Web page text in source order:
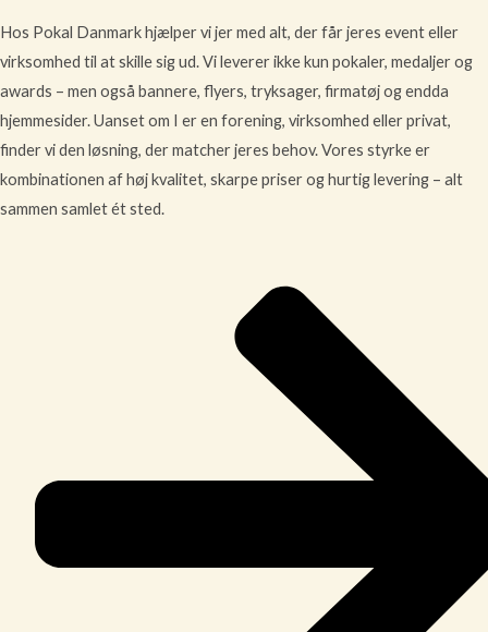
Hos Pokal Danmark hjælper vi jer med alt, der får jeres event eller
virksomhed til at skille sig ud. Vi leverer ikke kun pokaler, medaljer og
awards – men også bannere, flyers, tryksager, firmatøj og endda
hjemmesider. Uanset om I er en forening, virksomhed eller privat,
finder vi den løsning, der matcher jeres behov. Vores styrke er
kombinationen af høj kvalitet, skarpe priser og hurtig levering – alt
sammen samlet ét sted.